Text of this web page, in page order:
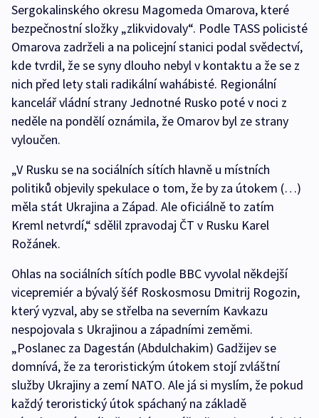
Sergokalinského okresu Magomeda Omarova, které
bezpečnostní složky „zlikvidovaly“. Podle TASS policisté
Omarova zadrželi a na policejní stanici podal svědectví,
kde tvrdil, že se syny dlouho nebyl v kontaktu a že se z
nich před lety stali radikální wahábisté. Regionální
kancelář vládní strany Jednotné Rusko poté v noci z
neděle na pondělí oznámila, že Omarov byl ze strany
vyloučen.
„V Rusku se na sociálních sítích hlavně u místních
politiků objevily spekulace o tom, že by za útokem (…)
měla stát Ukrajina a Západ. Ale oficiálně to zatím
Kreml netvrdí,“ sdělil zpravodaj ČT v Rusku Karel
Rožánek.
Ohlas na sociálních sítích podle BBC vyvolal někdejší
vicepremiér a bývalý šéf Roskosmosu Dmitrij Rogozin,
který vyzval, aby se střelba na severním Kavkazu
nespojovala s Ukrajinou a západními zeměmi.
„Poslanec za Dagestán (Abdulchakim) Gadžijev se
domnívá, že za teroristickým útokem stojí zvláštní
služby Ukrajiny a zemí NATO. Ale já si myslím, že pokud
každý teroristický útok spáchaný na základě